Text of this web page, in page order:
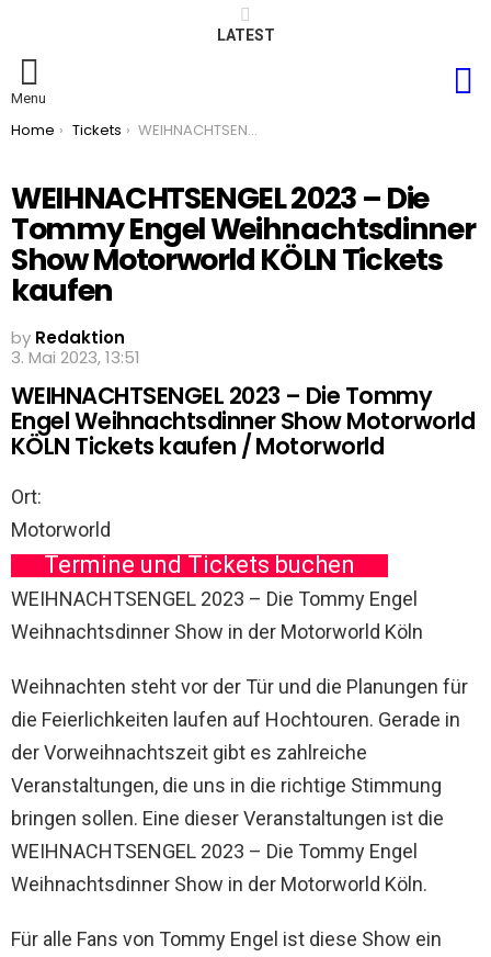
LATEST
Menu
You are here:
Home Tickets WEIHNACHTSENGEL 2023 – Die Tommy Engel Weihnachtsdinner Show Motorworld KÖLN Tickets kaufen
WEIHNACHTSENGEL 2023 – Die
Tommy Engel Weihnachtsdinner
Show Motorworld KÖLN Tickets
kaufen
by Redaktion
3. Mai 2023, 13:51
WEIHNACHTSENGEL 2023 – Die Tommy
Engel Weihnachtsdinner Show Motorworld
KÖLN Tickets kaufen / Motorworld
Ort:
Motorworld
Termine und Tickets buchen
WEIHNACHTSENGEL 2023 – Die Tommy Engel
Weihnachtsdinner Show in der Motorworld Köln
Weihnachten steht vor der Tür und die Planungen für
die Feierlichkeiten laufen auf Hochtouren. Gerade in
der Vorweihnachtszeit gibt es zahlreiche
Veranstaltungen, die uns in die richtige Stimmung
bringen sollen. Eine dieser Veranstaltungen ist die
WEIHNACHTSENGEL 2023 – Die Tommy Engel
Weihnachtsdinner Show in der Motorworld Köln.
Für alle Fans von Tommy Engel ist diese Show ein